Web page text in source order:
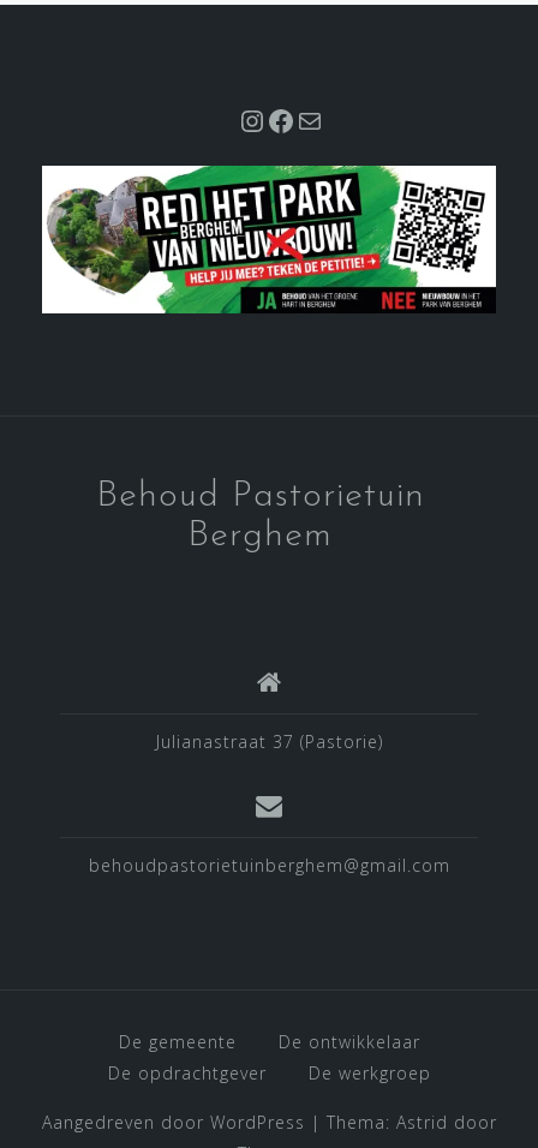
Instagram
Facebook
Mail
Behoud Pastorietuin
Berghem
Julianastraat 37 (Pastorie)
behoudpastorietuinberghem@gmail.com
De gemeente
De ontwikkelaar
De opdrachtgever
De werkgroep
Aangedreven door WordPress | Thema: Astrid door